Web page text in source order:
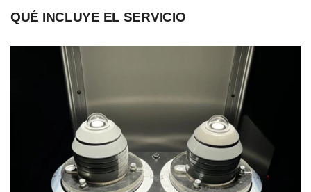
QUÉ INCLUYE EL SERVICIO